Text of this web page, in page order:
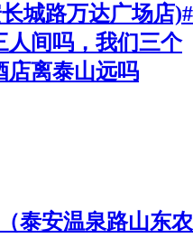
城路万达广场店)#
人间吗，我们三个
店离泰山远吗
泰安温泉路山东农